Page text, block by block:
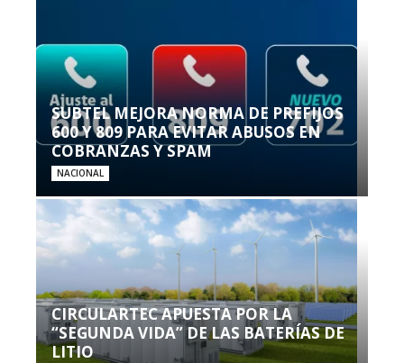
SUBTEL MEJORA NORMA DE PREFIJOS
600 Y 809 PARA EVITAR ABUSOS EN
COBRANZAS Y SPAM
NACIONAL
CIRCULARTEC APUESTA POR LA
“SEGUNDA VIDA” DE LAS BATERÍAS DE
LITIO